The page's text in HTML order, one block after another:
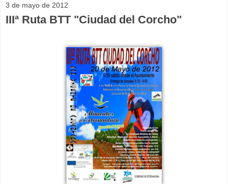
3 de mayo de 2012
IIIª Ruta BTT "Ciudad del Corcho"